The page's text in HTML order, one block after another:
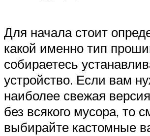
Для начала стоит
какой именно тип
собираетесь
устройство. Если вам
наиболее свежая
без всякого мусора, то
выбирайте кастомные